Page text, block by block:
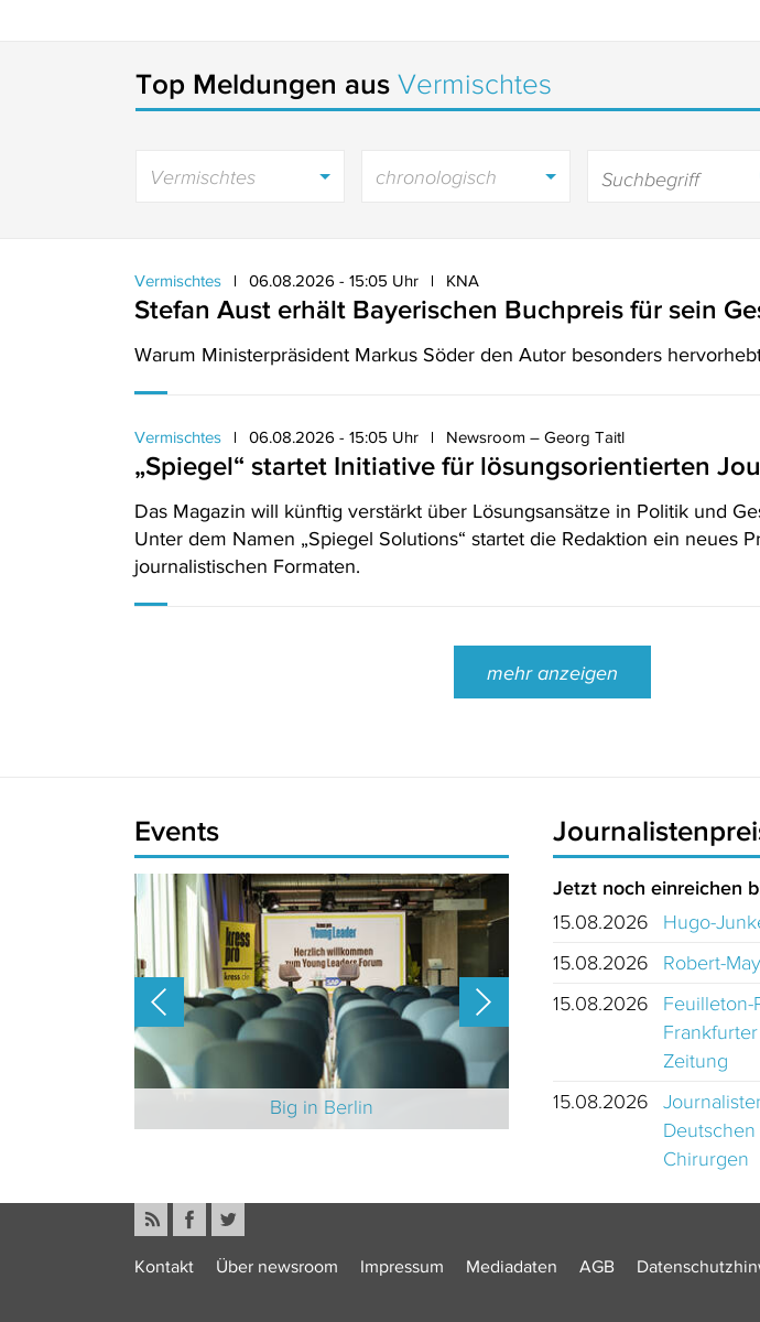
Top Meldungen aus Vermischtes
Vermischtes chronologisch
Vermischtes 06.08.2026 - 15:05 Uhr KNA
Stefan Aust erhält Bayerischen Buchpreis für sein
Warum Ministerpräsident Markus Söder den Autor besonders
Vermischtes 06.08.2026 - 15:05 Uhr Newsroom – Georg Taitl
„Spiegel“ startet Initiative für lösungsorientierten
Das Magazin will künftig verstärkt über Lösungsansätze in Politik und
Unter dem Namen „Spiegel Solutions“ startet die Redaktion ein neues
journalistischen Formaten.
mehr anzeigen
Events
Big in Berlin
Jetzt noch einreichen
15.08.2026
Hugo-
15.08.2026
Robert-
15.08.2026
Feuilleton-
Zeitung
15.08.2026
Chirurgen
Kontakt Über newsroom Impressum Mediadaten AGB